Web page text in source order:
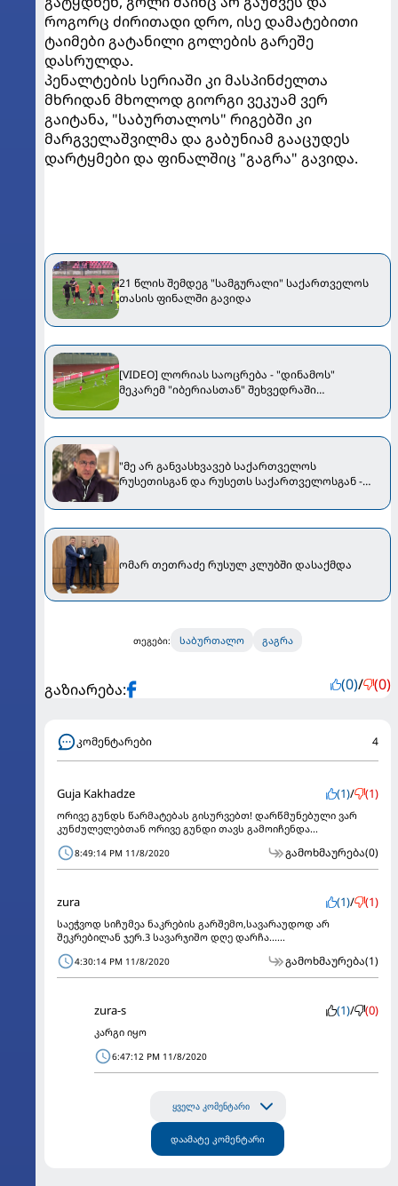
როგორც ძირითადი დრო, ისე დამატებითი
ტაიმები გატანილი გოლების გარეშე
დასრულდა.
პენალტების სერიაში კი მასპინძელთა
მხრიდან მხოლოდ გიორგი ვეკუამ ვერ
გაიტანა, "საბურთალოს" რიგებში კი
მარგველაშვილმა და გაბუნიამ გააცუდეს
დარტყმები და ფინალშიც "გაგრა" გავიდა.
21 წლის შემდეგ "სამგურალი" საქართველოს
თასის ფინალში გავიდა
[VIDEO] ლორიას საოცრება - "დინამოს"
მეკარემ "იბერიასთან" შეხვედრაში
"მე არ განვასხვავებ საქართველოს
რუსეთისგან და რუსეთს საქართველოსგან -
ინტერვიუ ომარ თეთრაძესთან
ომარ თეთრაძე რუსულ კლუბში დასაქმდა
თეგები: საბურთალო გაგრა
გაზიარება: (0)/ (0)
კომენტარები 4
Guja Kakhadze (1)/ (1)
ორივე გუნდს წარმატებას გისურვებთ! დარწმუნებული ვარ
კუნძულელებთან ორივე გუნდი თავს გამოიჩენდა...
8:49:14 PM 11/8/2020 გამოხმაურება(0)
zura (1)/ (1)
საეჭვოდ სიჩუმეა ნაკრების გარშემო,სავარაუდოდ არ
შეკრებილან ჯერ.3 სავარჯიშო დღე დარჩა......
4:30:14 PM 11/8/2020 გამოხმაურება(1)
zura-s (1)/ (0)
კარგი იყო
6:47:12 PM 11/8/2020
ყველა კომენტარი
დაამატე კომენტარი